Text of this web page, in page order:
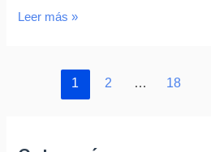
Leer más »
1 2 … 18